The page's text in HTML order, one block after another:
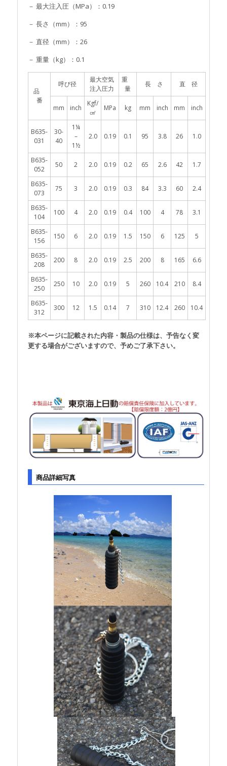
－ 最大注入圧（MPa）：0.19
－ 長さ（mm）：95
－ 直径（mm）：26
－ 重量（kg）：0.1
品
番
呼び径
最大空気
注入圧力
重
量
長 さ 直 径
mm inch
Kgf/
㎠
MPa kg mm inch mm inch
B635-
031
30-
40
1¼
–
1½
2.0 0.19 0.1 95 3.8 26 1.0
B635-
052
50 2 2.0 0.19 0.2 65 2.6 42 1.7
B635-
073
75 3 2.0 0.19 0.3 84 3.3 60 2.4
B635-
104
100 4 2.0 0.19 0.4 100 4 78 3.1
B635-
156
150 6 2.0 0.19 1.5 150 6 125 5
B635-
208
200 8 2.0 0.19 2.5 200 8 165 6.6
B635-
250
250 10 2.0 0.19 5 260 10.4 210 8.4
B635-
312
300 12 1.5 0.14 7 310 12.4 260 10.4
※本ページに記載された内容・製品の仕様は、予告なく変
更する場合がございますので、予めご了承下さい。
商品詳細写真